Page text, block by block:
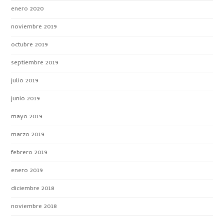
enero 2020
noviembre 2019
octubre 2019
septiembre 2019
julio 2019
junio 2019
mayo 2019
marzo 2019
febrero 2019
enero 2019
diciembre 2018
noviembre 2018